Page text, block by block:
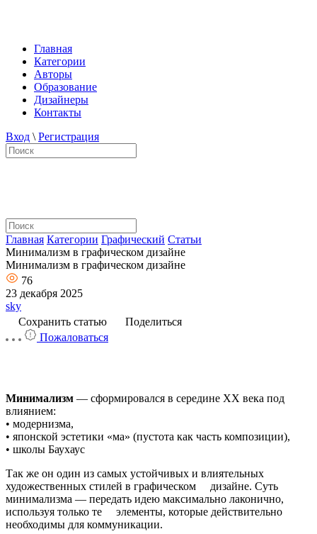
Главная
Категории
Авторы
Образование
Дизайнеры
Контакты
Вход \ Регистрация
Главная Категории Графический Статьи
Минимализм в графическом дизайне
Минимализм в графическом дизайне
76
23 декабря 2025
sky
Сохранить статью
Поделиться
Пожаловаться
Минимализм — сформировался в середине XX века под
влиянием:
• модернизма,
• японской эстетики «ма» (пустота как часть композиции),
• школы Баухаус
Так же он один из самых устойчивых и влиятельных
художественных стилей в графическом дизайне. Суть
минимализма — передать идею максимально лаконично,
используя только те элементы, которые действительно
необходимы для коммуникации.